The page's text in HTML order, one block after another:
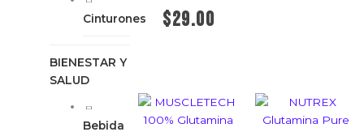
Cinturones
BIENESTAR Y
SALUD
Bebida
$29.00